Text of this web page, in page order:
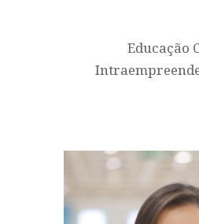
Educação